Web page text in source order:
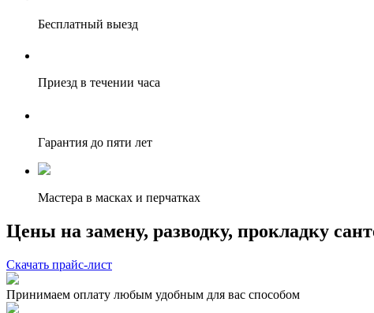
Бесплатный выезд
Приезд в течении часа
Гарантия до пяти лет
Мастера в масках и перчатках
Цены на замену, разводку, прокладку
Скачать прайс-лист
Принимаем оплату любым удобным для вас способом